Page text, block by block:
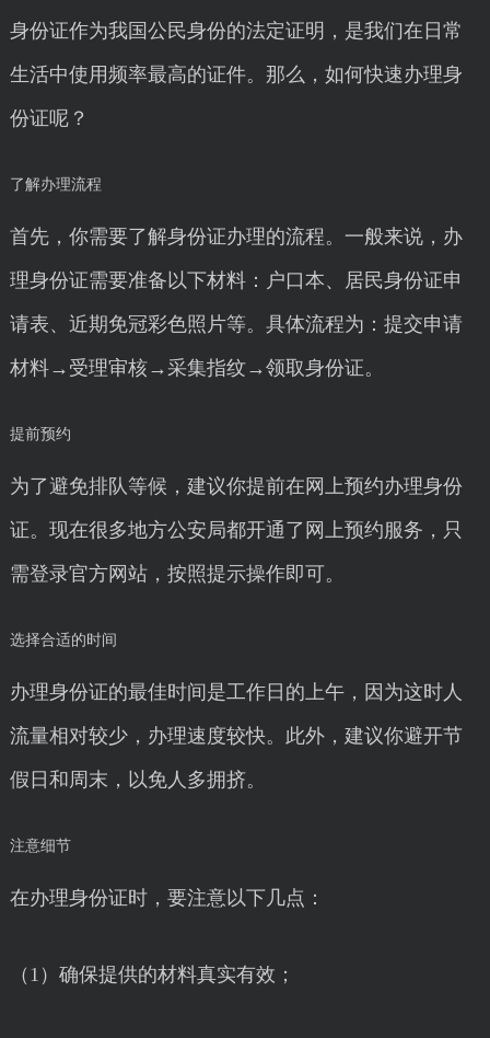
身份证作为我国公民身份的法定证明，是我们在日常
生活中使用频率最高的证件。那么，如何快速办理身
份证呢？
了解办理流程
首先，你需要了解身份证办理的流程。一般来说，办
理身份证需要准备以下材料：户口本、居民身份证申
请表、近期免冠彩色照片等。具体流程为：提交申请
材料→受理审核→采集指纹→领取身份证。
提前预约
为了避免排队等候，建议你提前在网上预约办理身份
证。现在很多地方公安局都开通了网上预约服务，只
需登录官方网站，按照提示操作即可。
选择合适的时间
办理身份证的最佳时间是工作日的上午，因为这时人
流量相对较少，办理速度较快。此外，建议你避开节
假日和周末，以免人多拥挤。
注意细节
在办理身份证时，要注意以下几点：
（1）确保提供的材料真实有效；